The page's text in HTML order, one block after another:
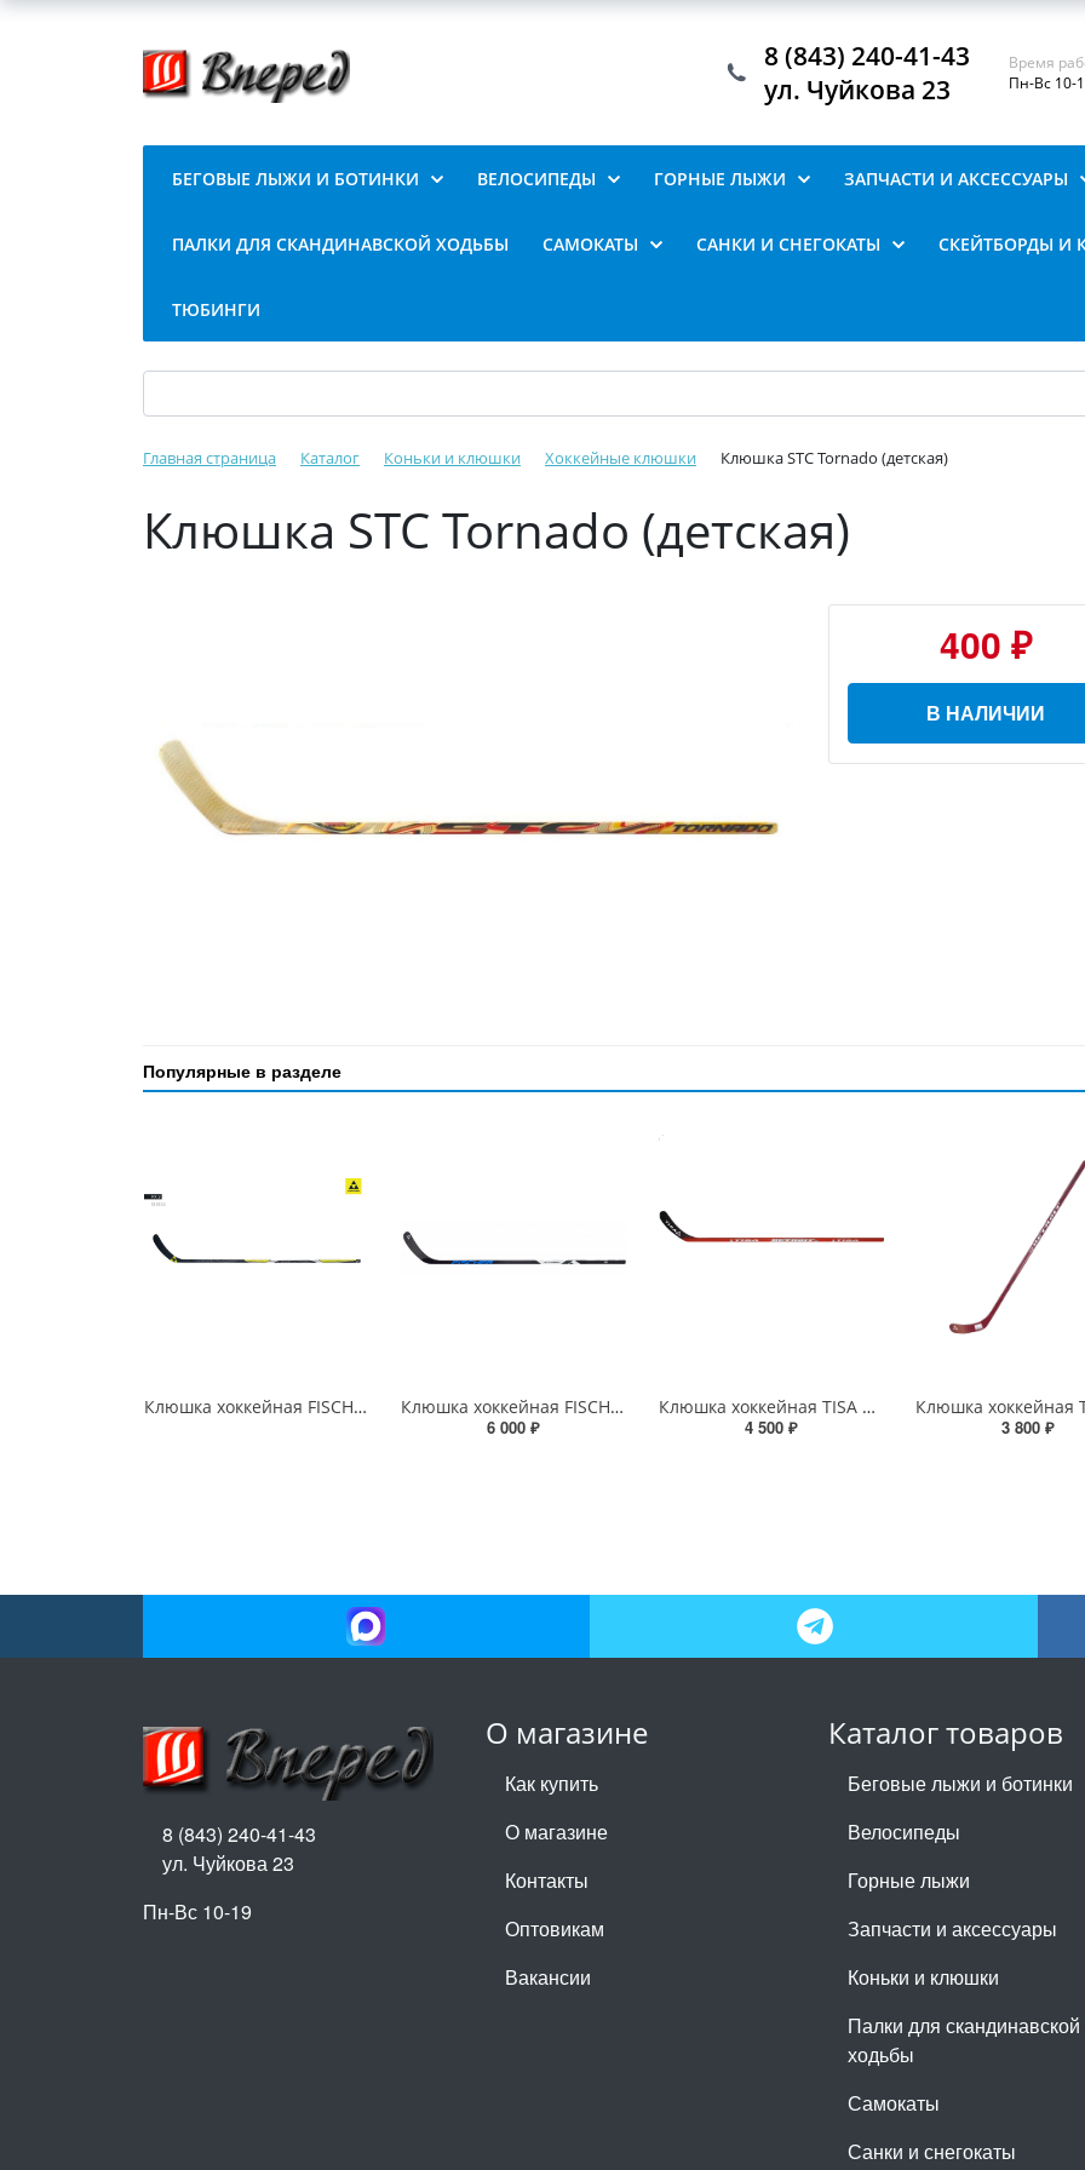
8 (843) 240-41-43
ул. Чуйкова 23
Время
Пн-Вс 10-
БЕГОВЫЕ ЛЫЖИ И БОТИНКИ ВЕЛОСИПЕДЫ ГОРНЫЕ ЛЫЖИ ЗАПЧАСТИ И АКСЕССУАРЫ
ПАЛКИ ДЛЯ СКАНДИНАВСКОЙ ХОДЬБЫ САМОКАТЫ САНКИ И СНЕГОКАТЫ СКЕЙТБОРДЫ И
ТЮБИНГИ
Главная страница Каталог Коньки и клюшки Хоккейные клюшки Клюшка STC Tornado (детская)
Клюшка STC Tornado (детская)
400 ₽
В НАЛИЧИИ
Популярные в разделе
Клюшка хоккейная FISCHER FX 2 sr
Клюшка хоккейная FISCHER CT250
6 000 ₽
Клюшка хоккейная TISA Detroit SR Comp
4 500 ₽
3 800 ₽
О магазине
Как купить
О магазине
Контакты
Оптовикам
Вакансии
Каталог товаров
Беговые лыжи и ботинки
Велосипеды
Горные лыжи
Запчасти и аксессуары
Коньки и клюшки
Палки для скандинавской
ходьбы
Самокаты
Санки и снегокаты
8 (843) 240-41-43
ул. Чуйкова 23
Пн-Вс 10-19